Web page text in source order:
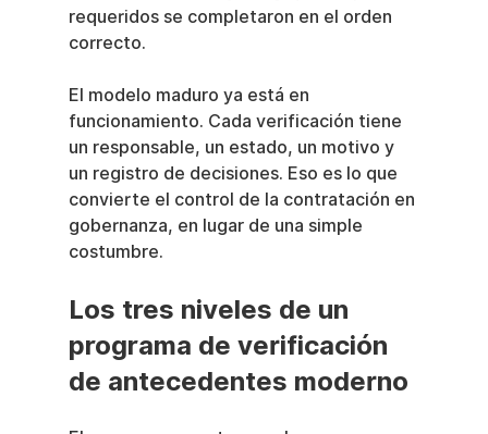
requeridos se completaron en el orden
correcto.
El modelo maduro ya está en
funcionamiento. Cada verificación tiene
un responsable, un estado, un motivo y
un registro de decisiones. Eso es lo que
convierte el control de la contratación en
gobernanza, en lugar de una simple
costumbre.
Los tres niveles de un
programa de verificación
de antecedentes moderno